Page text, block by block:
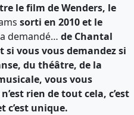
le film de Wenders, le
sorti en 2010 et le
demandé… de Chantal
si vous vous demandez si
du théâtre, de la
vous vous
rien de tout cela, c’est
c’est unique.